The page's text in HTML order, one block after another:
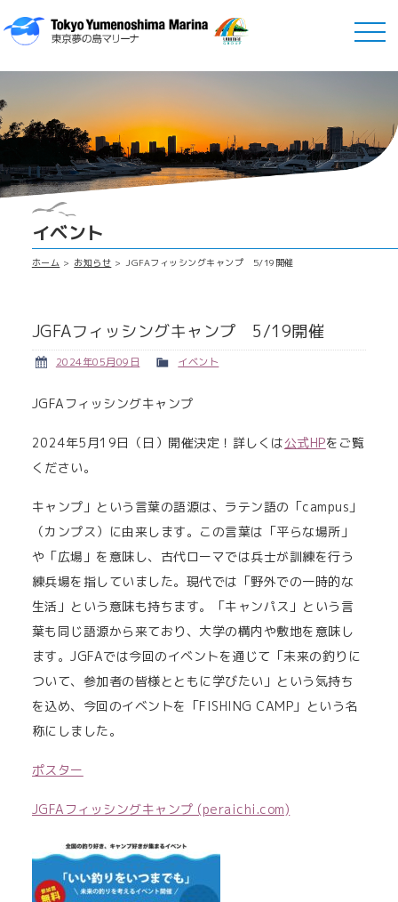
イベント
ホーム お知らせ JGFAフィッシングキャンプ 5/19開催
JGFAフィッシングキャンプ 5/19開催
2024年05月09日 イベント
JGFAフィッシングキャンプ
2024年5月19日（日）開催決定！詳しくは公式HPをご覧
ください。
キャンプ」という言葉の語源は、ラテン語の「campus」
（カンプス）に由来します。この言葉は「平らな場所」
や「広場」を意味し、古代ローマでは兵士が訓練を行う
練兵場を指していました。現代では「野外での一時的な
生活」という意味も持ちます。「キャンパス」という言
葉も同じ語源から来ており、大学の構内や敷地を意味し
ます。JGFAでは今回のイベントを通じて「未来の釣りに
ついて、参加者の皆様とともに学びたい」という気持ち
を込め、今回のイベントを「FISHING CAMP」という名
称にしました。
ポスター
JGFAフィッシングキャンプ (peraichi.com)